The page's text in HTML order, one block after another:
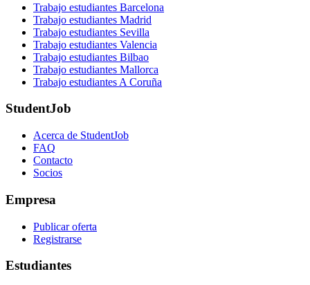
Trabajo estudiantes Barcelona
Trabajo estudiantes Madrid
Trabajo estudiantes Sevilla
Trabajo estudiantes Valencia
Trabajo estudiantes Bilbao
Trabajo estudiantes Mallorca
Trabajo estudiantes A Coruña
StudentJob
Acerca de StudentJob
FAQ
Contacto
Socios
Empresa
Publicar oferta
Registrarse
Estudiantes